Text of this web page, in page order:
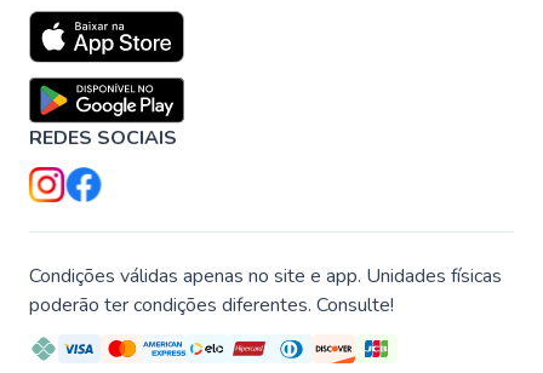
REDES SOCIAIS
Condições válidas apenas no site e app. Unidades físicas
poderão ter condições diferentes. Consulte!